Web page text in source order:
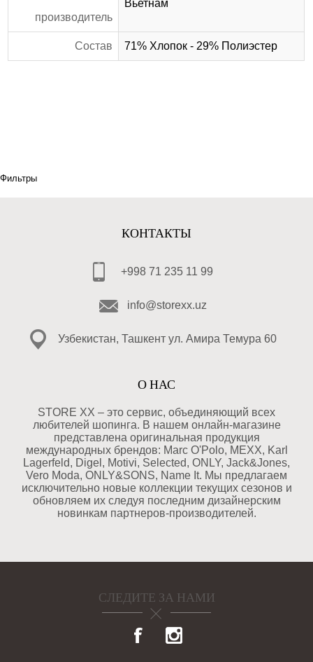
производитель
Вьетнам
Состав 71% Хлопок - 29% Полиэстер
Фильтры
КОНТАКТЫ
+998 71 235 11 99
info@storexx.uz
Узбекистан, Ташкент ул. Амира Темура 60
О НАС
STORE XX – это сервис, объединяющий всех
любителей шопинга. В нашем онлайн-магазине
представлена оригинальная продукция
международных брендов: Marc O'Polo, MEXX, Karl
Lagerfeld, Digel, Motivi, Selected, ONLY, Jack&Jones,
Vero Moda, ONLY&SONS, Name It. Мы предлагаем
исключительно новые коллекции текущих сезонов и
обновляем их следуя последним дизайнерским
новинкам партнеров-производителей.
СЛЕДИТЕ ЗА НАМИ